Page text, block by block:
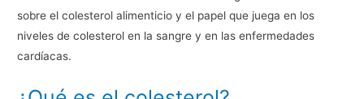
sobre el colesterol alimenticio y el papel que juega en los
niveles de colesterol en la sangre y en las enfermedades
cardíacas.